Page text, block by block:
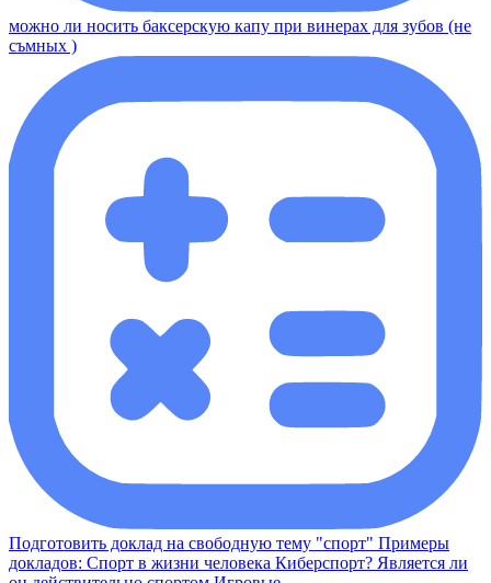
можно ли носить баксерскую капу при винерах для зубов (не
съмных )​
Подготовить доклад на свободную тему "спорт" Примеры
докладов: Спорт в жизни человека Киберспорт? Является ли